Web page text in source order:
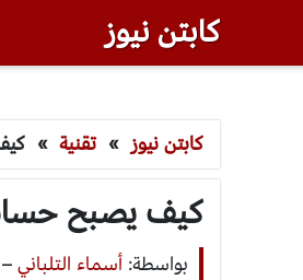
كابتن نيوز
كابتن نيوز » تقنية »
كيف يصبح
بواسطة: أسماء التلباني–